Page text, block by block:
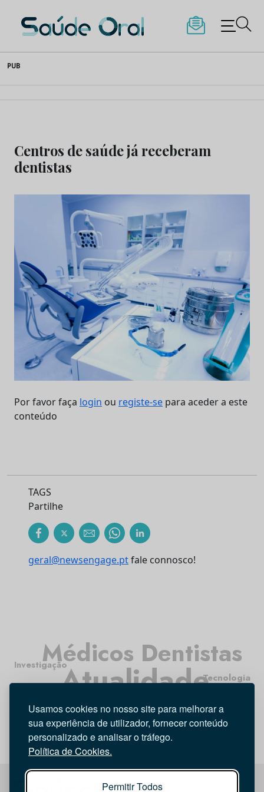
Usamos cookies no nosso site para melhorar a
sua experiência de utilizador, fornecer conteúdo
personalizado e analisar o tráfego.
Política de Cookies.
Permitir Todos
to
content
Saúde Oral
PUB
Centros de saúde já receberam
dentistas
Por favor faça login ou registe-se para aceder a este
conteúdo
TAGS
Partilhe
geral@newsengage.ptfale connosco!
Atualidade
Médicos Dentistas
Higiene Oral
Entrevista Opinião
Tecnologia
Investigação